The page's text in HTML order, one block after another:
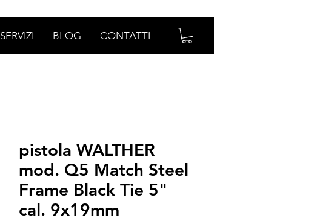
SERVIZI BLOG CONTATTI
pistola WALTHER
mod. Q5 Match Steel
Frame Black Tie 5"
cal. 9x19mm